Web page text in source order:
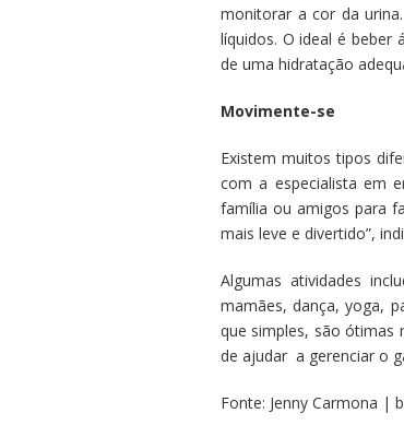
monitorar a cor da
líquidos. O ideal é beber
de uma hidratação
Movimente-se
Existem muitos tipos
com a especialista em
família ou amigos para
mais leve e divertido”,
Algumas atividades
mamães, dança, yoga,
que simples, são ótimas
de ajudar a gerenciar o
Fonte: Jenny Carmona |